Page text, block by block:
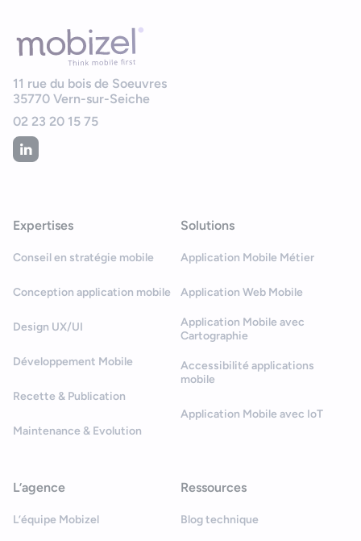
11 rue du bois de Soeuvres
35770 Vern-sur-Seiche
02 23 20 15 75
Expertises
Conseil en stratégie mobile
Conception application mobile
Design UX/UI
Développement Mobile
Recette & Publication
Maintenance & Evolution
Solutions
Application Mobile Métier
Application Web Mobile
Application Mobile avec
Cartographie
Accessibilité applications
mobile
Application Mobile avec IoT
L’agence
L’équipe Mobizel
Ressources
Blog technique